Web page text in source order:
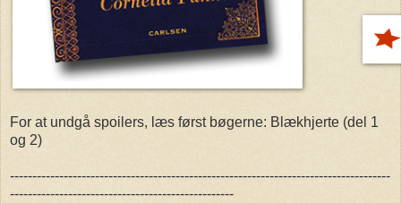
For at undgå spoilers, læs først bøgerne: Blækhjerte (del 1
og 2)
-------------------------------------------------------------------------------------
--------------------------------------------------